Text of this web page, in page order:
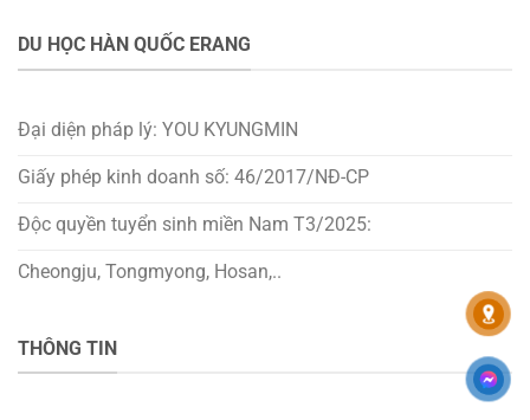
DU HỌC HÀN QUỐC ERANG
Đại diện pháp lý: YOU KYUNGMIN
Giấy phép kinh doanh số: 46/2017/NĐ-CP
Độc quyền tuyển sinh miền Nam T3/2025:
Cheongju, Tongmyong, Hosan,..
THÔNG TIN